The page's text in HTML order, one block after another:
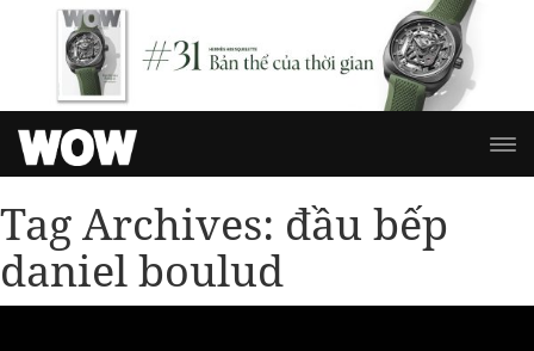
Tag Archives: đầu bếp
daniel boulud